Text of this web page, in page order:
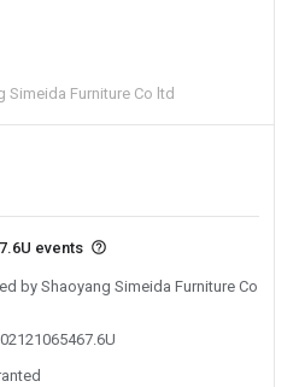
Simeida Furniture Co ltd
events
by Shaoyang Simeida Furniture Co